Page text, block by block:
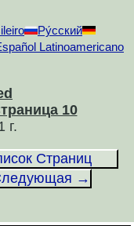
Ру́сский
Latinoamericano
10
г.
Страниц
→